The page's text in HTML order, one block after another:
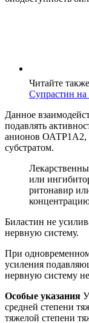
Читайте
Супрастин на
Данное
подавлять
анионов ОАТР1А2,
субстратом.
или
ритонавир
Биластин не
нервную систему.
При
усиления
нервную систему
Особые указания
средней степени
тяжелой степени